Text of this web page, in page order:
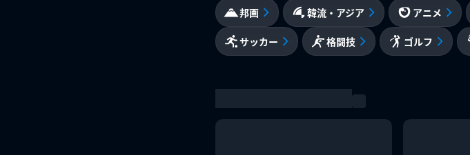
邦画 韓流・アジア アニメ
サッカー 格闘技 ゴルフ